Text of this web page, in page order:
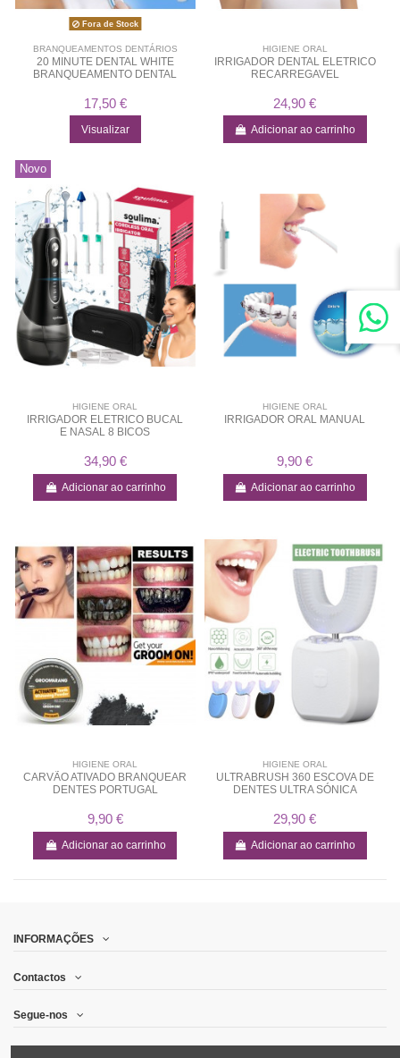
Fora de Stock
BRANQUEAMENTOS DENTÁRIOS
20 MINUTE DENTAL WHITE
BRANQUEAMENTO DENTAL
17,50 €
Visualizar
HIGIENE ORAL
IRRIGADOR DENTAL ELETRICO
RECARREGAVEL
24,90 €
Adicionar ao carrinho
Novo
HIGIENE ORAL
IRRIGADOR ELETRICO BUCAL
E NASAL 8 BICOS
34,90 €
Adicionar ao carrinho
HIGIENE ORAL
IRRIGADOR ORAL MANUAL
9,90 €
Adicionar ao carrinho
HIGIENE ORAL
CARVÃO ATIVADO BRANQUEAR
DENTES PORTUGAL
9,90 €
Adicionar ao carrinho
HIGIENE ORAL
ULTRABRUSH 360 ESCOVA DE
DENTES ULTRA SÓNICA
29,90 €
Adicionar ao carrinho
INFORMAÇÕES
Contactos
Segue-nos